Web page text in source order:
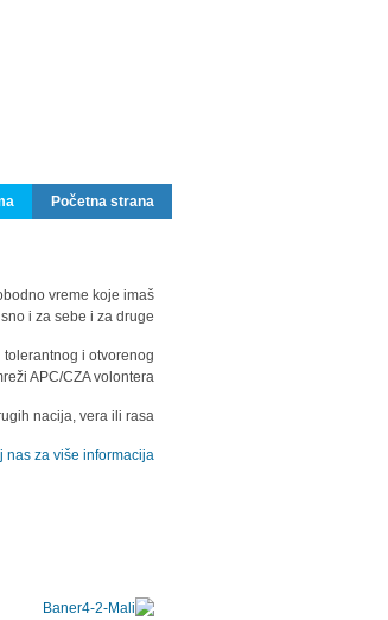
Početna strana
vreme koje imaš
i za sebe i za druge?
i otvorenog
APC/CZA volontera.
nacija, vera ili rasa.
nas za više informacija.